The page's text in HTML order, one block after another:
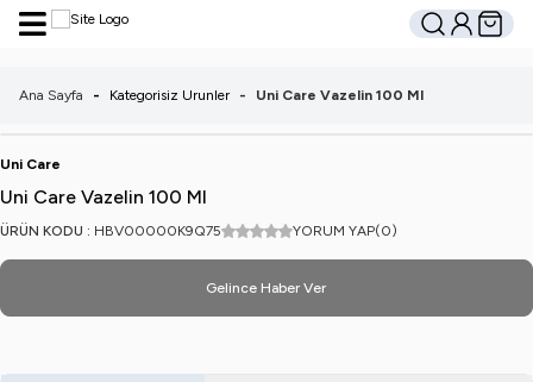
Hesabım
Sepetim
Ana Sayfa - Kategorisiz Urunler - Uni Care Vazelin 100 Ml
Uni Care
Uni Care Vazelin 100 Ml
ÜRÜN KODU : HBV00000K9Q75 YORUM YAP(0)
Gelince Haber Ver